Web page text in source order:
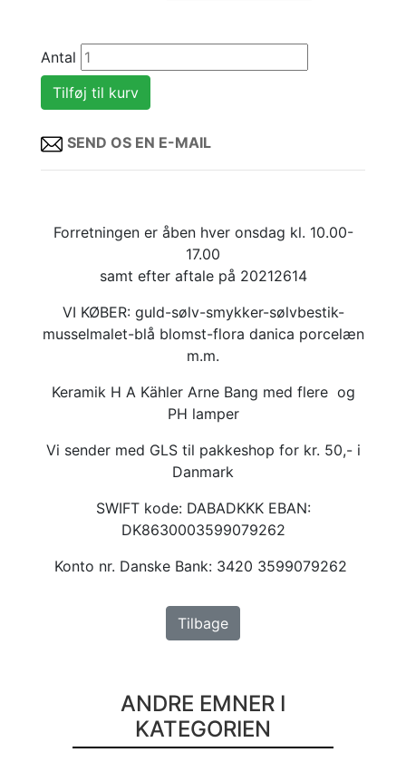
Antal
SEND OS EN E-MAIL
Forretningen er åben hver onsdag kl. 10.00-
17.00
samt efter aftale på 20212614
VI KØBER: guld-sølv-smykker-sølvbestik-
musselmalet-blå blomst-flora danica porcelæn
m.m.
Keramik H A Kähler Arne Bang med flere og
PH lamper
Vi sender med GLS til pakkeshop for kr. 50,- i
Danmark
SWIFT kode: DABADKKK EBAN:
DK8630003599079262
Konto nr. Danske Bank: 3420 3599079262
Tilbage
ANDRE EMNER I
KATEGORIEN